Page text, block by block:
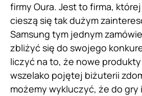
firmy Oura. Jest to firma,
cieszą się tak dużym
Samsung tym jednym
zbliżyć się do swojego
liczyć na to, że nowe
wszelako pojętej biżuterii
możemy wykluczyć, że do gry